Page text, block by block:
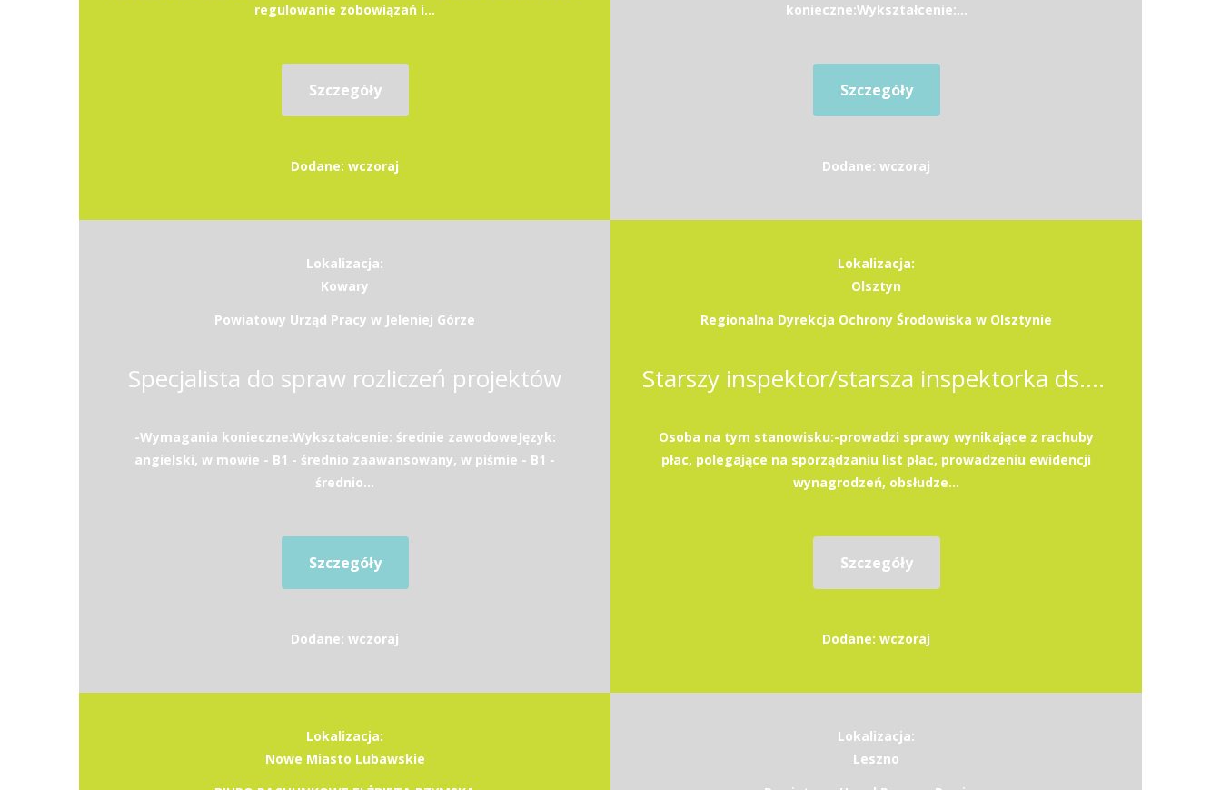
regulowanie zobowiązań i...
Szczegóły
Dodane: wczoraj
konieczne:Wykształcenie:...
Szczegóły
Dodane: wczoraj
Lokalizacja:
Kowary
Powiatowy Urząd Pracy w Jeleniej Górze
Specjalista do spraw rozliczeń projektów
-Wymagania konieczne:Wykształcenie: średnie zawodoweJęzyk:
angielski, w mowie - B1 - średnio zaawansowany, w piśmie - B1 -
średnio...
Szczegóły
Dodane: wczoraj
Lokalizacja:
Olsztyn
Regionalna Dyrekcja Ochrony Środowiska w Olsztynie
Starszy inspektor/starsza inspektorka ds. obsługi finansowo-księgowej, rozliczania płac i ubezpieczeń społecznych w zespole budżetu i finansów
Osoba na tym stanowisku:-prowadzi sprawy wynikające z rachuby
płac, polegające na sporządzaniu list płac, prowadzeniu ewidencji
wynagrodzeń, obsłudze...
Szczegóły
Dodane: wczoraj
Lokalizacja:
Nowe Miasto Lubawskie
Lokalizacja:
Leszno